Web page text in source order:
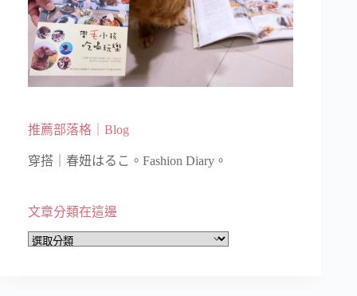
推薦部落格｜Blog
穿搭｜春妞はるこ。Fashion Diary。
文章分類在這邊
文